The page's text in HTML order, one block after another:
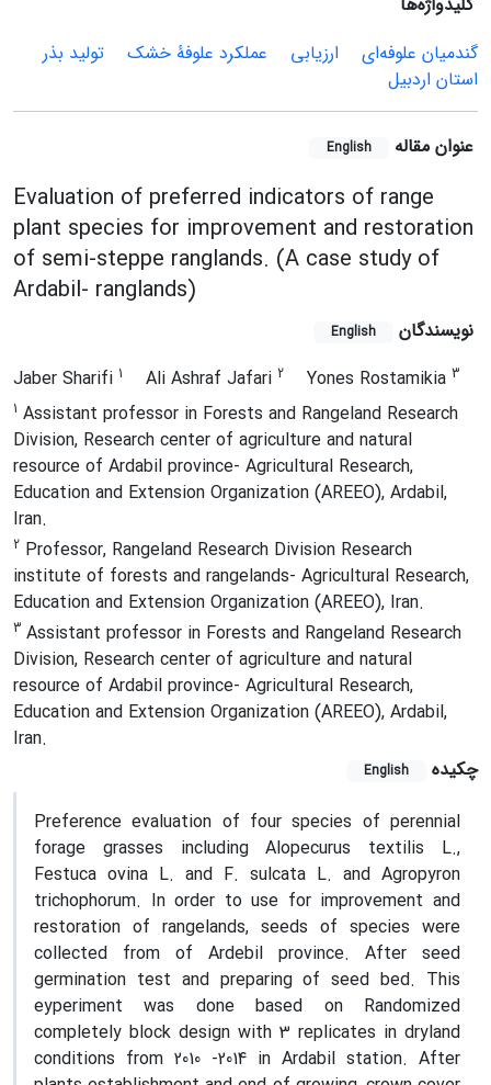
گندمیان علوفه‌ای
ارزیابی عملکرد علوفۀ خشک
تولید بذر
استان اردبیل
عنوان مقاله English
Evaluation of preferred indicators of range
plant species for improvement and restoration
of semi-steppe ranglands. (A case study of
Ardabil- ranglands)
نویسندگان English
Jaber Sharifi 1 Ali Ashraf Jafari 2 Yones Rostamikia 3
1 Assistant professor in Forests and Rangeland Research
Division, Research center of agriculture and natural
resource of Ardabil province- Agricultural Research,
Education and Extension Organization (AREEO), Ardabil,
Iran.
2 Professor, Rangeland Research Division Research
institute of forests and rangelands- Agricultural Research,
Education and Extension Organization (AREEO), Iran.
3 Assistant professor in Forests and Rangeland Research
Division, Research center of agriculture and natural
resource of Ardabil province- Agricultural Research,
Education and Extension Organization (AREEO), Ardabil,
Iran.
چکیده
English
Preference evaluation of four species of perennial
forage grasses including Alopecurus textilis L.,
Festuca ovina L. and F. sulcata L. and Agropyron
trichophorum. In order to use for improvement and
restoration of rangelands, seeds of species were
collected from of Ardebil province. After seed
germination test and preparing of seed bed. This
eyperiment was done based on Randomized
completely block design with 3 replicates in dryland
conditions from 2010 -2014 in Ardabil station. After